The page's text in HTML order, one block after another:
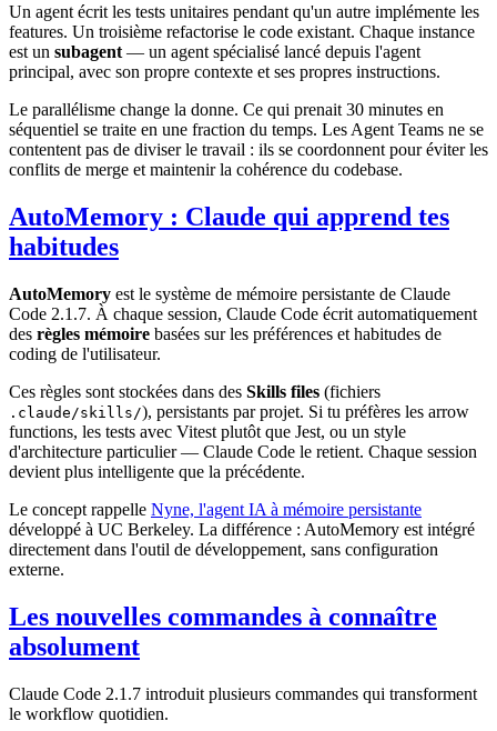
Un agent écrit les tests unitaires pendant qu'un autre implémente les
features. Un troisième refactorise le code existant. Chaque instance
est un subagent — un agent spécialisé lancé depuis l'agent
principal, avec son propre contexte et ses propres instructions.
Le parallélisme change la donne. Ce qui prenait 30 minutes en
séquentiel se traite en une fraction du temps. Les Agent Teams ne se
contentent pas de diviser le travail : ils se coordonnent pour éviter les
conflits de merge et maintenir la cohérence du codebase.
AutoMemory : Claude qui apprend tes
habitudes
AutoMemory est le système de mémoire persistante de Claude
Code 2.1.7. À chaque session, Claude Code écrit automatiquement
des règles mémoire basées sur les préférences et habitudes de
coding de l'utilisateur.
Ces règles sont stockées dans des Skills files (fichiers
.claude/skills/), persistants par projet. Si tu préfères les arrow
functions, les tests avec Vitest plutôt que Jest, ou un style
d'architecture particulier — Claude Code le retient. Chaque session
devient plus intelligente que la précédente.
Le concept rappelle Nyne, l'agent IA à mémoire persistante
développé à UC Berkeley. La différence : AutoMemory est intégré
directement dans l'outil de développement, sans configuration
externe.
Les nouvelles commandes à connaître
absolument
Claude Code 2.1.7 introduit plusieurs commandes qui transforment
le workflow quotidien.